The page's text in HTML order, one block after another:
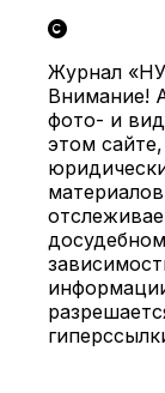
Журнал
Внимание!
фото- и
этом